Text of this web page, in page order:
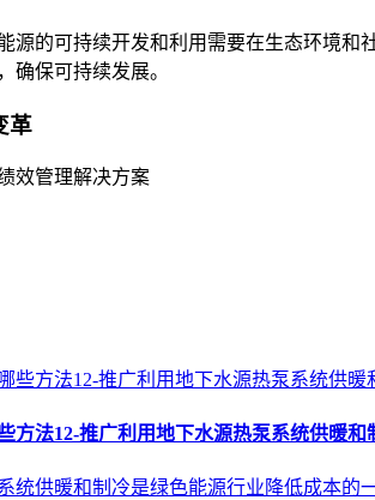
源的可持续开发和利用需要在生态环境
确保可持续发展。
革
效管理解决方案
方法12-推广利用地下水源热泵系统供暖和
统供暖和制冷是绿色能源行业降低成本